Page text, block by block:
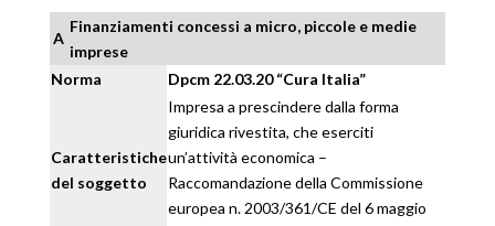
A
Finanziamenti concessi a micro, piccole e medie
imprese
Norma
Dpcm 22.03.20 “Cura Italia”
Caratteristiche
del soggetto
Impresa a prescindere dalla forma
giuridica rivestita, che eserciti
un’attività economica –
Raccomandazione della Commissione
europea n. 2003/361/CE del 6 maggio